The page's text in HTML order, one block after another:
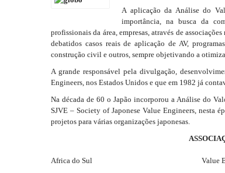
A aplicação da Análise do
importância, na busca da
profissionais da área, empresas, através de
debatidos casos reais de aplicação de AV,
construção civil e outros, sempre objetivando a
A grande responsável pela divulgação,
Engineers, nos Estados Unidos e que em 1982 já
Na década de 60 o Japão incorporou a Análise do
SJVE – Society of Japonese Value Engineers, nesta
projetos para várias organizações japonesas.
Africa do Sul Value